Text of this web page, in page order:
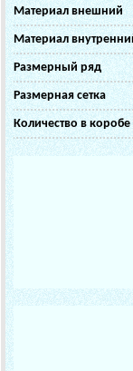
Материал внешний
Материал
Размерный ряд
Размерная сетка
Количество в коробе